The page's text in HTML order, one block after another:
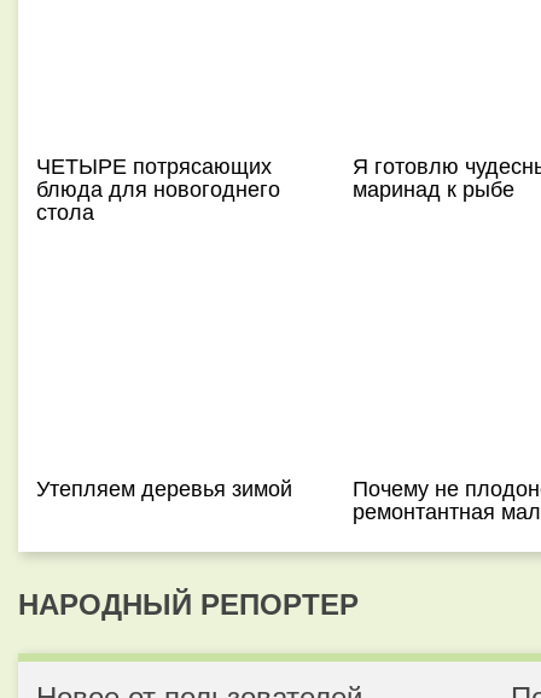
ЧЕТЫРЕ потрясающих
блюда для новогоднего
стола
Я готовлю
маринад к рыбе
Утепляем деревья зимой Почему не
ремонтантная
НАРОДНЫЙ РЕПОРТЕР